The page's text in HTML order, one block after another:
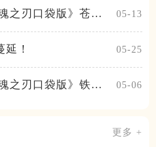
之刃口袋版》苍天
05-13
！ 05-25
之刃口袋版》铁扇
05-06
更多 +